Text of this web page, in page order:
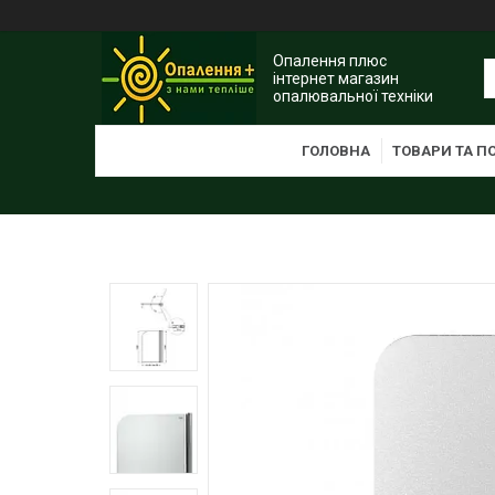
Опалення плюс
інтернет магазин
опалювальної техніки
ГОЛОВНА ТОВАРИ ТА